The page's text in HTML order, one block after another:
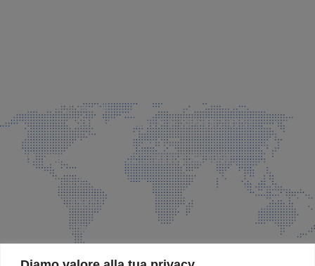
info@faeg.it
COMMERCIALE E SPEDIZIONI
Via Padre Elzi, 32 Grassobbio (BG)
035 525015
035 335037
info@faeg.it
SITE MAP